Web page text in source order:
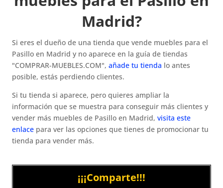
Madrid?
Si eres el dueño de una tienda que vende muebles para el
Pasillo en Madrid y no aparece en la guía de tiendas
"COMPRAR-MUEBLES.COM",añade tu tienda lo antes
posible, estás perdiendo clientes.
Si tu tienda si aparece, pero quieres ampliar la
información que se muestra para conseguir más clientes y
vender más muebles de Pasillo en Madrid,visita este
enlace para ver las opciones que tienes de promocionar tu
tienda para vender más.
¡¡¡Comparte!!!